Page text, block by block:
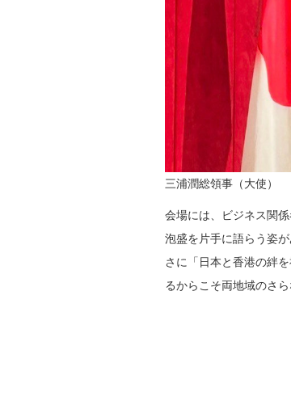
三浦潤総領事（大使）
会場には、ビジネス関
泡盛を片手に語らう姿
さに「日本と香港の絆
るからこそ両地域のさ